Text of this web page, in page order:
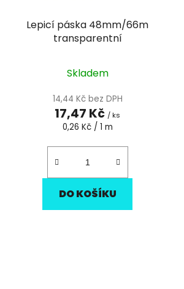
Lepicí páska 48mm/66m
transparentní
Skladem
14,44 Kč bez DPH
17,47 Kč / ks
Měrná
0,26 Kč / 1 m
DO KOŠÍKU